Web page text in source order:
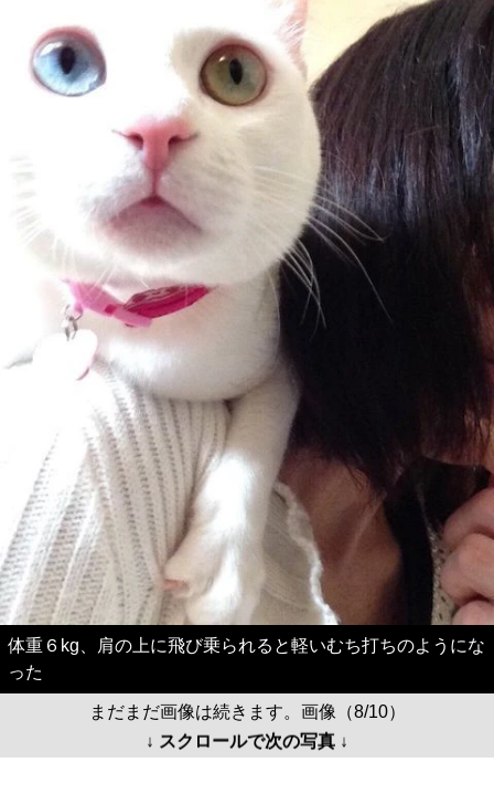
体重６kg、肩の上に飛び乗られると軽いむち打ちのようにな
った
まだまだ画像は続きます。画像（8/10）
↓ スクロールで次の写真 ↓